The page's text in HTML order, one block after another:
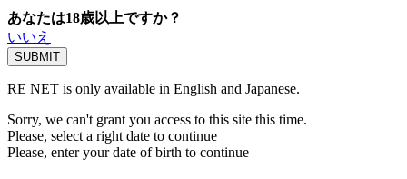
あなたは18歳以上ですか？
いいえ
RE NET is only available in English and Japanese.
Sorry, we can't grant you access to this site this time.
Please, select a right date to continue
Please, enter your date of birth to continue